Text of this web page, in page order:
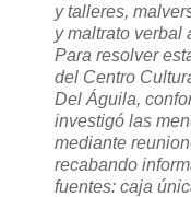
y talleres,
y maltrato verbal
Para resolver
del Centro
Del Águila,
investigó las
mediante
recabando
fuentes: caja